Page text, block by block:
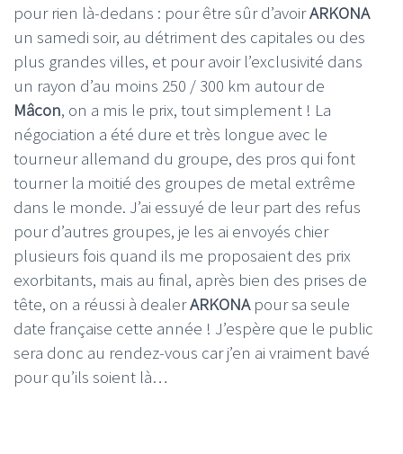
pour rien là-dedans : pour être sûr d’avoirARKONA
un samedi soir, au détriment des capitales ou des
plus grandes villes, et pour avoir l’exclusivité dans
un rayon d’au moins 250 / 300 km autour de
Mâcon, on a mis le prix, tout simplement ! La
négociation a été dure et très longue avec le
tourneur allemand du groupe, des pros qui font
tourner la moitié des groupes de metal extrême
dans le monde. J’ai essuyé de leur part des refus
pour d’autres groupes, je les ai envoyés chier
plusieurs fois quand ils me proposaient des prix
exorbitants, mais au final, après bien des prises de
tête, on a réussi à dealerARKONApour sa seule
date française cette année ! J’espère que le public
sera donc au rendez-vous car j’en ai vraiment bavé
pour qu’ils soient là…